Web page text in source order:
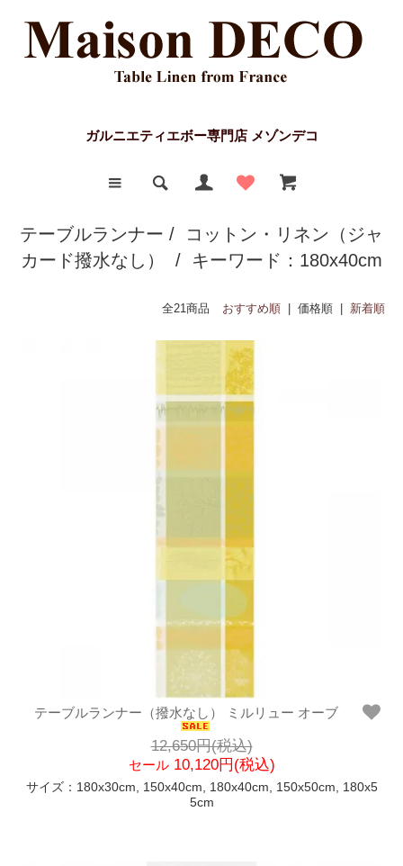
ガルニエティエボー専門店 メゾンデコ
テーブルランナー /
コットン・リネン（ジャ
カード撥水なし）
/ キーワード：180x40cm
全21商品 おすすめ順 | 価格順 | 新着順
テーブルランナー（撥水なし） ミルリュー オーブ
12,650円(税込)
セール10,120円(税込)
サイズ：180x30cm, 150x40cm, 180x40cm, 150x50cm, 180x5
5cm